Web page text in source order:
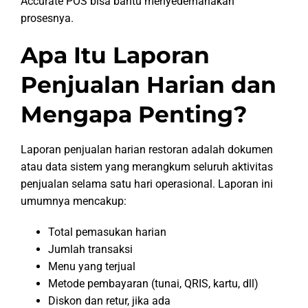
prosesnya.
Apa Itu Laporan
Penjualan Harian dan
Mengapa Penting?
Laporan penjualan harian restoran adalah dokumen
atau data sistem yang merangkum seluruh aktivitas
penjualan selama satu hari operasional. Laporan ini
umumnya mencakup:
Total pemasukan harian
Jumlah transaksi
Menu yang terjual
Metode pembayaran (tunai, QRIS, kartu, dll)
Diskon dan retur, jika ada